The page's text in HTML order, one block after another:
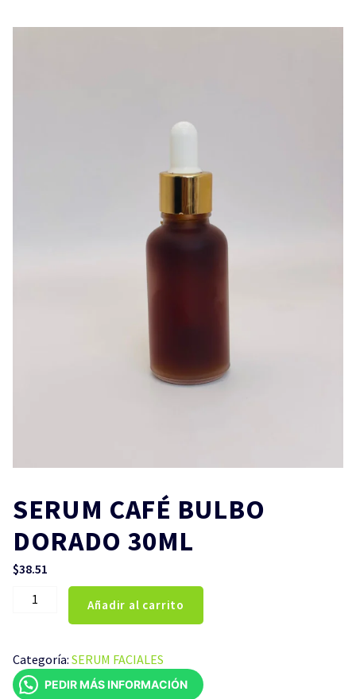
SERUM CAFÉ BULBO
DORADO 30ML
$38.51
SERUM
DORADO
30ML
cantidad
Añadir al carrito
Categoría: SERUM FACIALES
PEDIR MÁS INFORMACIÓN